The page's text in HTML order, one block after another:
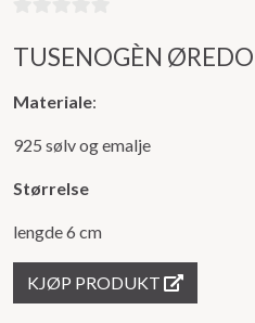
5
TUSENOGÈN
Materiale:
925 sølv og emalje
Størrelse
lengde 6 cm
KJØP PRODUKT